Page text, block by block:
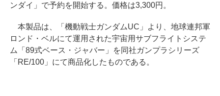
ンダイ」で予約を開始する。価格は3,300円。
本製品は、「機動戦士ガンダムUC」より、地球連邦軍
ロンド・ベルにて運用された宇宙用サブフライトシステ
ム「89式ベース・ジャバー」を同社ガンプラシリーズ
「RE/100」にて商品化したものである。